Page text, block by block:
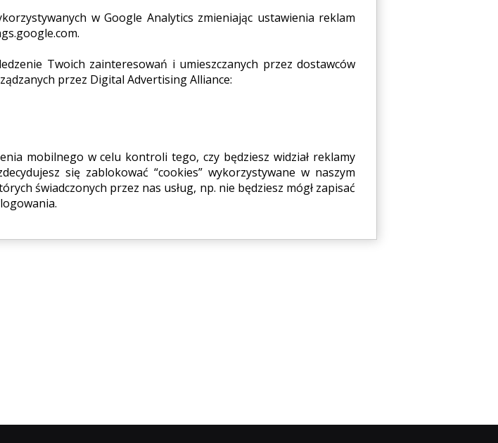
w Google Analytics zmieniając ustawienia reklam
Twoich zainteresowań i umieszczanych przez dostawców
przez Digital Advertising Alliance:
mobilnego w celu kontroli tego, czy będziesz widział reklamy
się zablokować “cookies” wykorzystywane w naszym
świadczonych przez nas usług, np. nie będziesz mógł zapisać